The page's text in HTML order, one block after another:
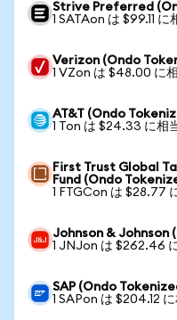
Strive Preferred
1 SATAon は $99.11 に
Verizon (Ondo
1 VZon は $48.00 に
AT&T (Ondo
1 Ton は $24.33 に相
First Trust Global
Fund (Ondo
1 FTGCon は $28.77
Johnson & Johnson
1 JNJon は $262.46
SAP (Ondo
1 SAPon は $204.12 に